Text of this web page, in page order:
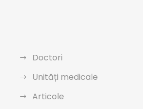
Doctori
Unități medicale
Articole